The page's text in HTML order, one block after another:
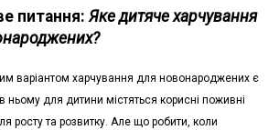
питання:Яке дитяче харчування
варіантом харчування для новонароджених є
для дитини містяться корисні поживні
росту та розвитку. Але що робити, коли